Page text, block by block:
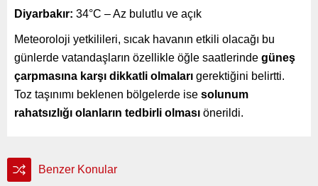
Diyarbakır: 34°C – Az bulutlu ve açık
Meteoroloji yetkilileri, sıcak havanın etkili olacağı bu
günlerde vatandaşların özellikle öğle saatlerinde güneş
çarpmasına karşı dikkatli olmaları gerektiğini belirtti.
Toz taşınımı beklenen bölgelerde ise solunum
rahatsızlığı olanların tedbirli olması önerildi.
Benzer Konular